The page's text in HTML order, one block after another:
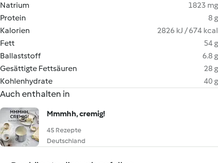
Natrium
1823 mg
Protein
8 g
Kalorien
2826 kJ / 674 kcal
Fett
54 g
Ballaststoff
6.8 g
Gesättigte Fettsäuren
28 g
Kohlenhydrate
40 g
Auch enthalten in
Mmmhh, cremig!
45 Rezepte
Deutschland